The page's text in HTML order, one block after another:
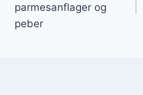
parmesanflager og
peber